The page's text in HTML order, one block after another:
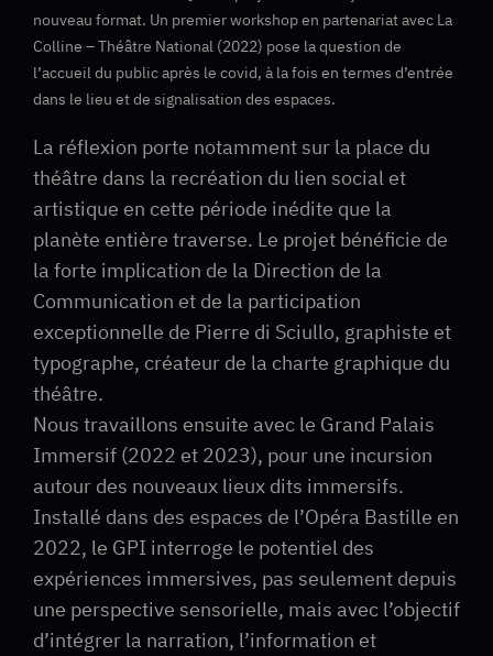
nouveau format. Un premier workshop en partenariat avec La
Colline – Théâtre National (2022) pose la question de
l’accueil du public après le covid, à la fois en termes d’entrée
dans le lieu et de signalisation des espaces.
La réflexion porte notamment sur la place du
théâtre dans la recréation du lien social et
artistique en cette période inédite que la
planète entière traverse. Le projet bénéficie de
la forte implication de la Direction de la
Communication et de la participation
exceptionnelle de Pierre di Sciullo, graphiste et
typographe, créateur de la charte graphique du
théâtre.
Nous travaillons ensuite avec le Grand Palais
Immersif (2022 et 2023), pour une incursion
autour des nouveaux lieux dits immersifs.
Installé dans des espaces de l’Opéra Bastille en
2022, le GPI interroge le potentiel des
expériences immersives, pas seulement depuis
une perspective sensorielle, mais avec l’objectif
d’intégrer la narration, l’information et